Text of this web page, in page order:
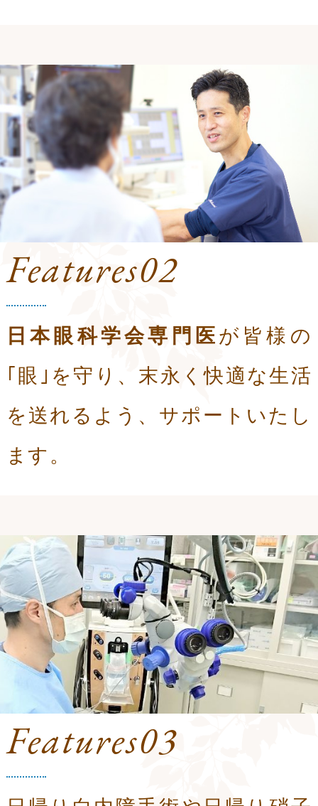
Features02
日本眼科学会専門医が皆様の
｢眼｣を守り、末永く快適な生活
を送れるよう、 サポートいたし
ます。
Features03